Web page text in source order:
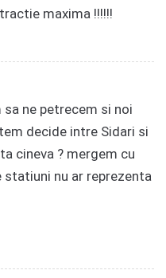
maxima !!!!!!
sa ne petrecem si noi
decide intre Sidari si
cineva ? mergem cu
nu ar reprezenta